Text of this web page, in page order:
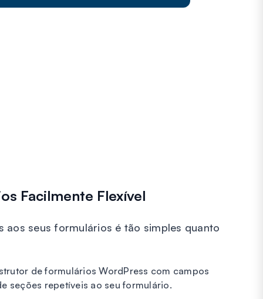
Facilmente Flexível
aos seus formulários é tão simples quanto
de formulários WordPress com campos
seções repetíveis ao seu formulário.